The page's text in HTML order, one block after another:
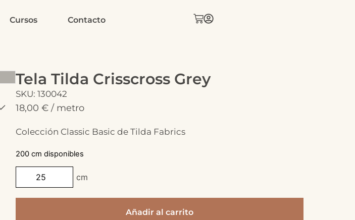
Cursos Contacto
Tela Tilda Crisscross Grey
SKU: 130042
18,00 € / metro
Colección Classic Basic de Tilda Fabrics
200 cm disponibles
cm
Añadir al carrito